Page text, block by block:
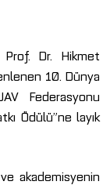
Prof. Dr. Hikmet
10. Dünya
Federasyonu
Ödülü”ne layık
akademisyenin